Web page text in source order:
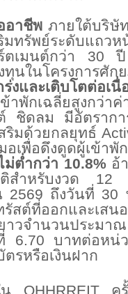
อาชีพ ภายใต้บริษั
ทรัพย์ระดับแถวห
ตเมนต์กว่า 30 ปี
นในโครงการศัก
งและเติบโตต่อเนื่
าพักเฉลี่ยสูงกว่าค่
ชิดลม มีอัตราก
มด้วยกลยุทธ์
อเพื่อดึงดูดผู้เข้า
ต่ำกว่า 10.8% อ้
สำหรับงวด 12
2569 ถึงวันที่ 30
รัสต์ที่ออกและเสน
าวจำนวนประมา
6.70 บาทต่อหน่
รหรือเงินฝาก
น QHHRREIT